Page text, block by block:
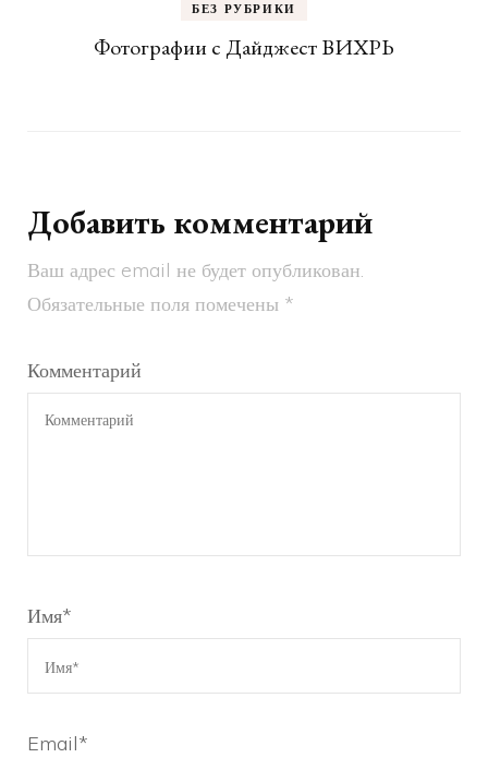
БЕЗ РУБРИКИ
Фотографии с Дайджест ВИХРЬ
Добавить комментарий
Ваш адрес email не будет опубликован.
Обязательные поля помечены *
Комментарий
Имя*
Email*